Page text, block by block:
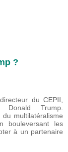
?
du CEPII,
Trump.
multilatéralisme
bouleversant les
à un partenaire